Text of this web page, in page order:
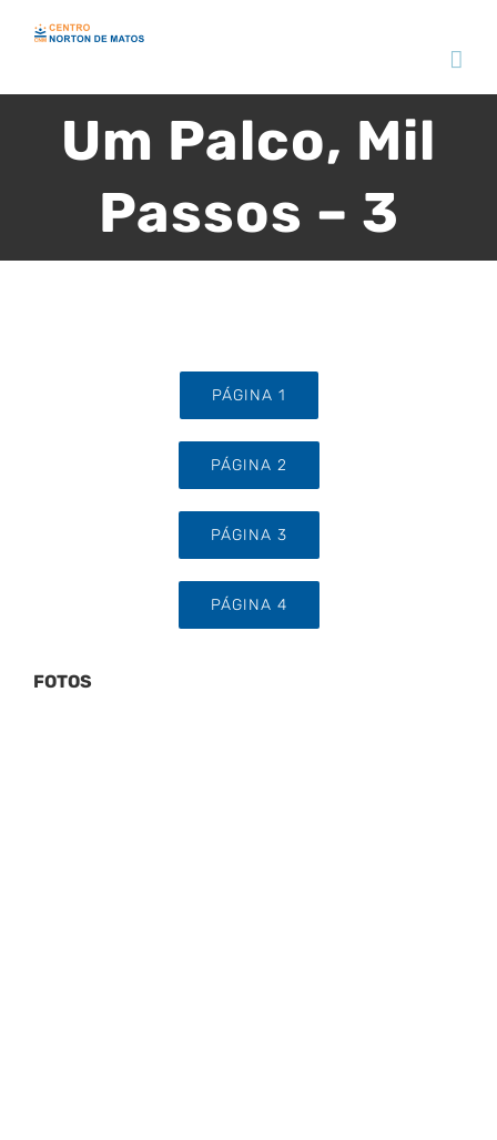
Um Palco, Mil
Passos – 3
PÁGINA 1
PÁGINA 2
PÁGINA 3
PÁGINA 4
FOTOS